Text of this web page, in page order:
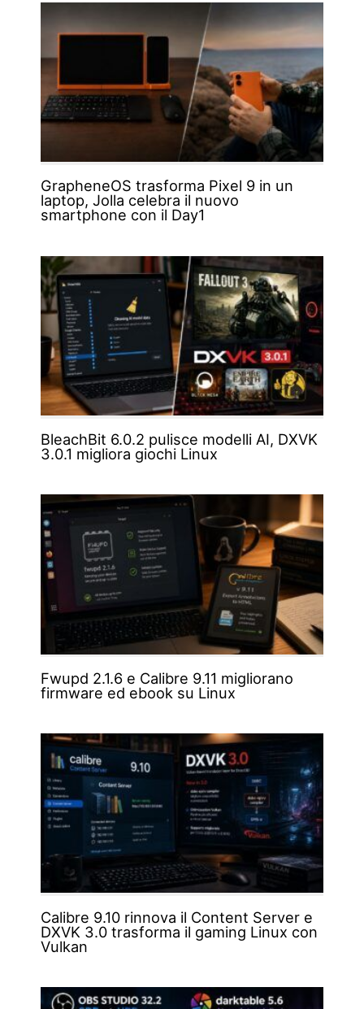
GrapheneOS trasforma Pixel 9 in un
laptop, Jolla celebra il nuovo
smartphone con il Day1
BleachBit 6.0.2 pulisce modelli AI, DXVK
3.0.1 migliora giochi Linux
Fwupd 2.1.6 e Calibre 9.11 migliorano
firmware ed ebook su Linux
Calibre 9.10 rinnova il Content Server e
DXVK 3.0 trasforma il gaming Linux con
Vulkan